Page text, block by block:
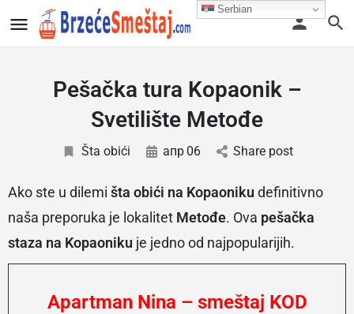
Pešačka tura Kopaonik –
Svetilište Metođe
Šta obići апр 06 Share post
Ako ste u dilemi šta obići na Kopaoniku definitivno
naša preporuka je lokalitet Metođe. Ova pešačka
staza na Kopaoniku je jedno od najpopularijih.
Apartman Nina – smeštaj KOD
Serbian